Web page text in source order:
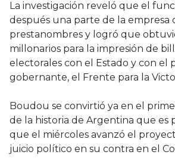
La investigación reveló que el
después una parte de la empresa
prestanombres y logró que
millonarios para la impresión de
electorales con el Estado y con el
gobernante, el Frente para la
Boudou se convirtió ya en el
de la historia de Argentina que es
que el miércoles avanzó el
juicio político en su contra en el